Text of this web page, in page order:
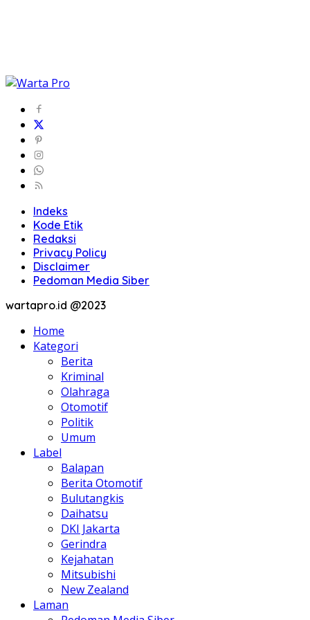
Indeks
Kode Etik
Redaksi
Privacy Policy
Disclaimer
Pedoman Media Siber
wartapro.id @2023
Home
Kategori
Berita
Kriminal
Olahraga
Otomotif
Politik
Umum
Label
Balapan
Berita Otomotif
Bulutangkis
Daihatsu
DKI Jakarta
Gerindra
Kejahatan
Mitsubishi
New Zealand
Laman